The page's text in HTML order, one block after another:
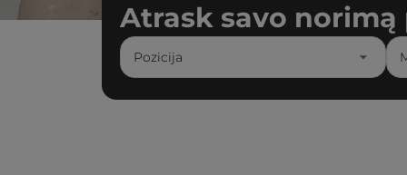
Atrask savo norimą
Pozicija